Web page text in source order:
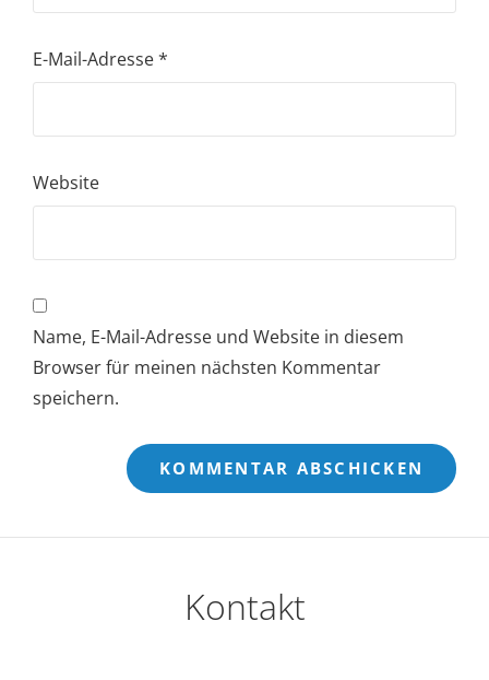
E-Mail-Adresse*
Website
Name, E-Mail-Adresse und Website in diesem
Browser für meinen nächsten Kommentar
speichern.
Kontakt